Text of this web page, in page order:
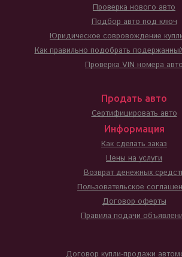
Проверка нового авто
Подбор авто под ключ
Юридическое совровождение
Как правильно подобрать
Проверка VIN номера
Продать авто
Сертифицировать авто
Информация
Как сделать заказ
Цены на услуги
Возврат денежных
Пользовательское
Договор оферты
Правила подачи
Договор купли-продажи